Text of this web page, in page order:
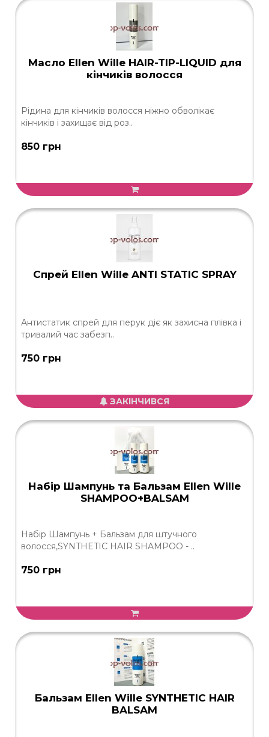
Масло Ellen Wille HAIR-TIP-LIQUID для
кінчиків волосся
Рідина для кінчиків волосся ніжно обволікає
кінчиків і захищає від роз..
850 грн
Спрей Ellen Wille ANTI STATIC SPRAY
Антистатик спрей для перук діє як захисна плівка і
тривалий час забезп..
750 грн
ЗАКІНЧИВСЯ
Набір Шампунь та Бальзам Ellen Wille
SHAMPOO+BALSAM
Набір Шампунь + Бальзам для штучного
волосся,SYNTHETIC HAIR SHAMPOO - ..
750 грн
Бальзам Ellen Wille SYNTHETIC HAIR
BALSAM